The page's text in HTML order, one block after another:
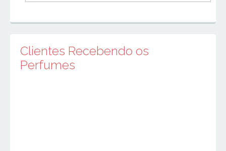
Clientes Recebendo os
Perfumes